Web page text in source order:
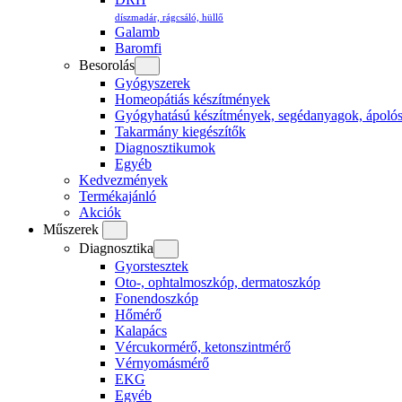
díszmadár, rágcsáló, hüllő
Galamb
Baromfi
Besorolás
Gyógyszerek
Homeopátiás készítmények
Gyógyhatású készítmények, segédanyagok,
Takarmány kiegészítők
Diagnosztikumok
Egyéb
Kedvezmények
Termékajánló
Akciók
Műszerek
Diagnosztika
Gyorstesztek
Oto-, ophtalmoszkóp, dermatoszkóp
Fonendoszkóp
Hőmérő
Kalapács
Vércukormérő, ketonszintmérő
Vérnyomásmérő
EKG
Egyéb